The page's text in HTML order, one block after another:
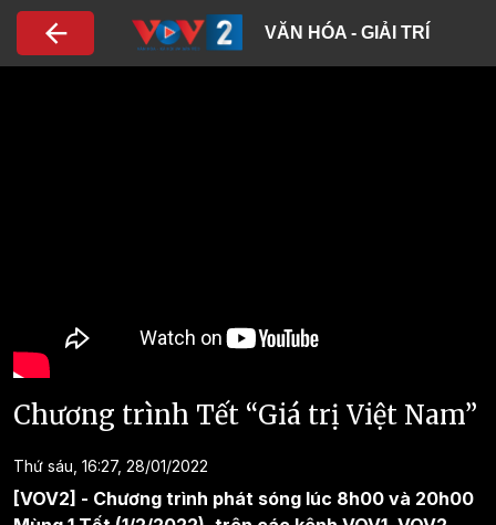
Nhảy đến nội dung
VĂN HÓA - GIẢI TRÍ
Chương trình Tết “Giá trị Việt Nam”
Thứ sáu, 16:27, 28/01/2022
[VOV2] - Chương trình phát sóng lúc 8h00 và 20h00